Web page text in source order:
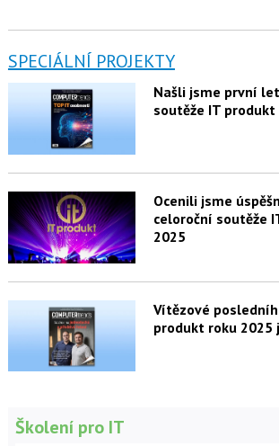
SPECIÁLNÍ PROJEKTY
Našli jsme první
soutěže IT
Ocenili jsme
celoroční soutěže
2025
Vítězové
produkt roku 2025
Školení pro IT